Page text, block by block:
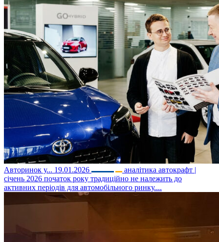
Авторинок у... 19.01.2026
аналітика автокрафт |
січень 2026 початок року традиційно не належить до
активних періодів для автомобільного ринку....